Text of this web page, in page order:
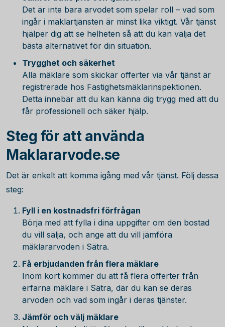
Det är inte bara arvodet som spelar roll – vad som
ingår i mäklartjänsten är minst lika viktigt. Vår tjänst
hjälper dig att se helheten så att du kan välja det
bästa alternativet för din situation.
Trygghet och säkerhet
Alla mäklare som skickar offerter via vår tjänst är
registrerade hos Fastighetsmäklarinspektionen.
Detta innebär att du kan känna dig trygg med att du
får professionell och säker hjälp.
Steg för att använda
Maklararvode.se
Det är enkelt att komma igång med vår tjänst. Följ dessa
steg:
Fyll i en kostnadsfri förfrågan
Börja med att fylla i dina uppgifter om den bostad
du vill sälja, och ange att du vill jämföra
mäklararvoden i Sätra.
Få erbjudanden från flera mäklare
Inom kort kommer du att få flera offerter från
erfarna mäklare i Sätra, där du kan se deras
arvoden och vad som ingår i deras tjänster.
Jämför och välj mäklare